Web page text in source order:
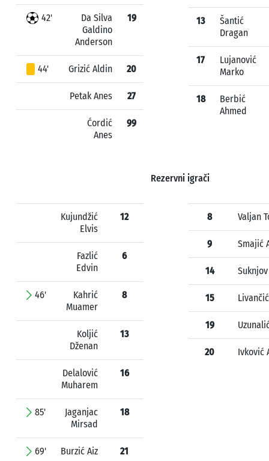
42'
Da Silva
Galdino
Anderson
19
44' Grizić Aldin 20
Petak Anes 27
Ćordić
Anes
99
13
Šantić
Dragan
17
Lujanović
Marko
18
Berbić
Ahmed
Rezervni igrači
Kujundžić
Elvis
12
Fazlić
Edvin
6
46'
Kahrić
Muamer
8
Koljić
Dženan
13
Delalović
Muharem
16
85'
Jaganjac
Mirsad
18
69' Burzić Aiz 21
8 Valjan
9 Smajić
14
15
19
20 Ivković